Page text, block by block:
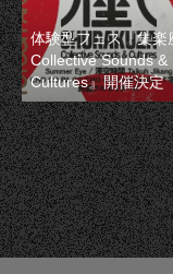
体験型フェス『集楽
Collective Sounds &
Cultures』開催決定